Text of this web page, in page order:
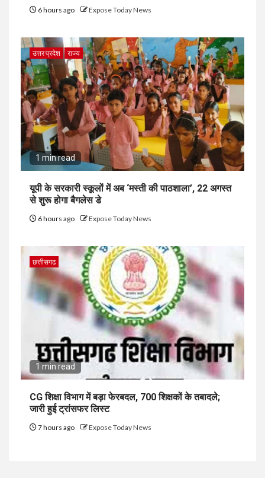
6 hours ago Expose Today News
उत्तर प्रदेश राज्य
1 min read
यूपी के सरकारी स्कूलों में अब ‘मस्ती की पाठशाला’, 22 अगस्त
से शुरू होगा बैगलेस डे
6 hours ago Expose Today News
छत्तीसगढ
1 min read
CG शिक्षा विभाग में बड़ा फेरबदल, 700 शिक्षकों के तबादले;
जारी हुई ट्रांसफर लिस्ट
7 hours ago Expose Today News